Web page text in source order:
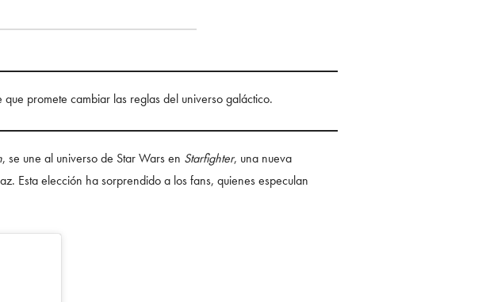
promete cambiar las reglas del universo galáctico.
, se une al universo de Star Wars en Starfighter, una nueva
Esta elección ha sorprendido a los fans, quienes especulan